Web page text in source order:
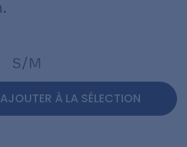
S/M
AJOUTER À LA SÉLECTION